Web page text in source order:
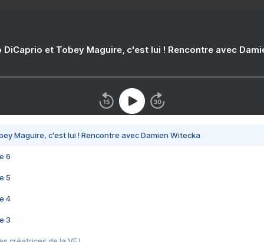
DiCaprio et Tobey Maguire, c'est lui ! Rencontre avec
Maguire, c'est lui ! Rencontre avec Damien Witecka
6
5
4
3